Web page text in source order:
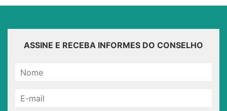
ASSINE E RECEBA INFORMES DO CONSELHO